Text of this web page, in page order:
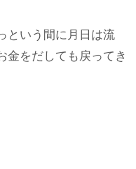
という間に月日は流
金をだしても戻ってき